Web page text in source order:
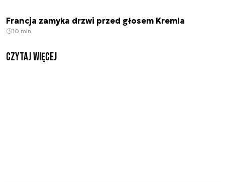
Francja zamyka drzwi przed głosem Kremla
10 min.
czytaj więcej